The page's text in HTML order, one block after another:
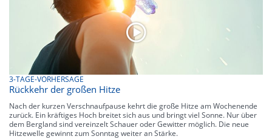
3-TAGE-VORHERSAGE
Rückkehr der großen Hitze
Nach der kurzen Verschnaufpause kehrt die große Hitze am Wochenende
zurück. Ein kräftiges Hoch breitet sich aus und bringt viel Sonne. Nur über
dem Bergland sind vereinzelt Schauer oder Gewitter möglich. Die neue
Hitzewelle gewinnt zum Sonntag weiter an Stärke.